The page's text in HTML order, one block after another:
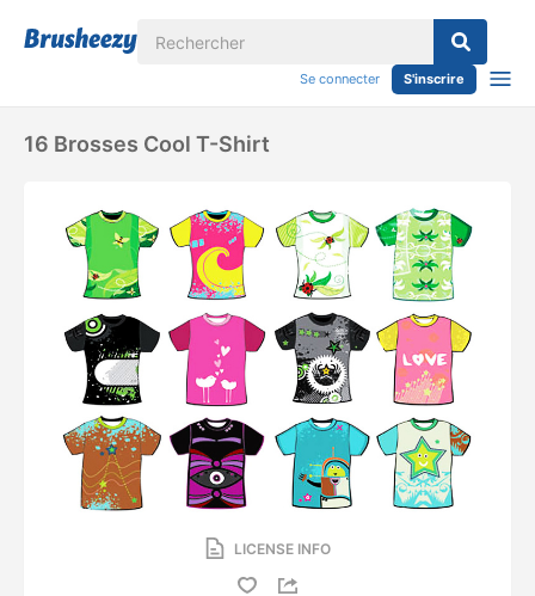
Se connecter S'inscrire
16 Brosses Cool T-Shirt
LICENSE INFO